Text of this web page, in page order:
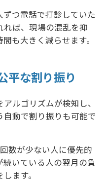
つ電話で打診していた
ば、現場の混乱を抑
も大きく減らせます。
平な割り振り
ルゴリズムが検知し、
動で割り振りも可能で
数が少ない人に優先的
いている人の翌月の負
ます。